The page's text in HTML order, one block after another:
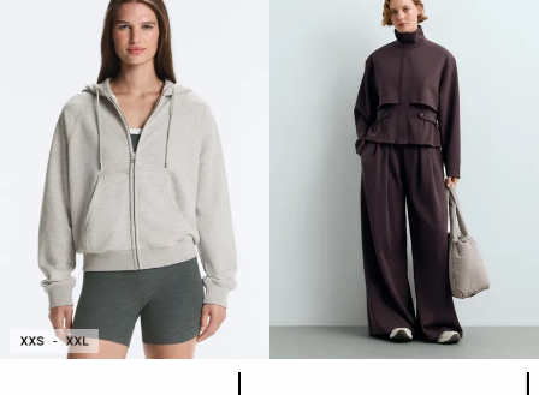
Community
افتتاحية
مساعدة
قائمة ألوان المنتج قائمة ألوان المنتج